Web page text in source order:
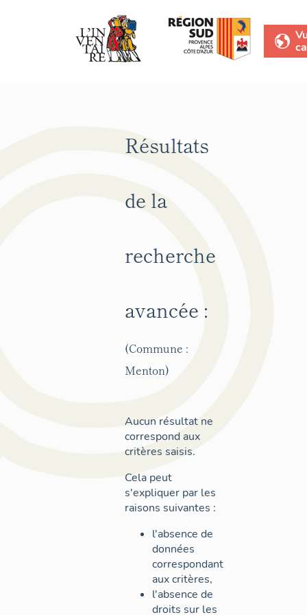
Résultats
de la
recherche
avancée :
(Commune :
Menton)
Aucun résultat ne
correspond aux
critères saisis.
Cela peut
s'expliquer par les
raisons suivantes :
l'absence de
données
correspondant
aux critères,
l'absence de
droits sur les